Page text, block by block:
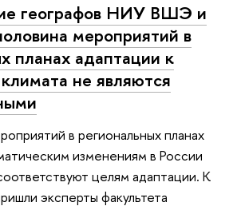
географов НИУ ВШЭ и
мероприятий в
планах адаптации к
не являются
в региональных планах
изменениям в России
целям адаптации. К
эксперты факультета